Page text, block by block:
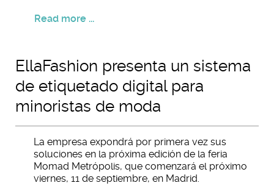
Read more ...
EllaFashion presenta un sistema
de etiquetado digital para
minoristas de moda
La empresa expondrá por primera vez sus
soluciones en la próxima edición de la feria
Momad Metrópolis, que comenzará el próximo
viernes, 11 de septiembre, en Madrid.